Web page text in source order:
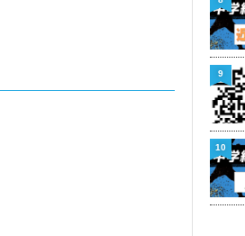
9
10